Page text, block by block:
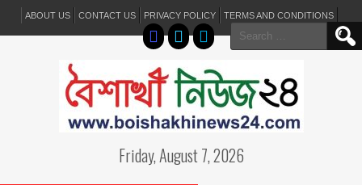
ABOUT US CONTACT US PRIVACY POLICY TERMS AND CONDITIONS
Search
for:
Friday, August 7, 2026